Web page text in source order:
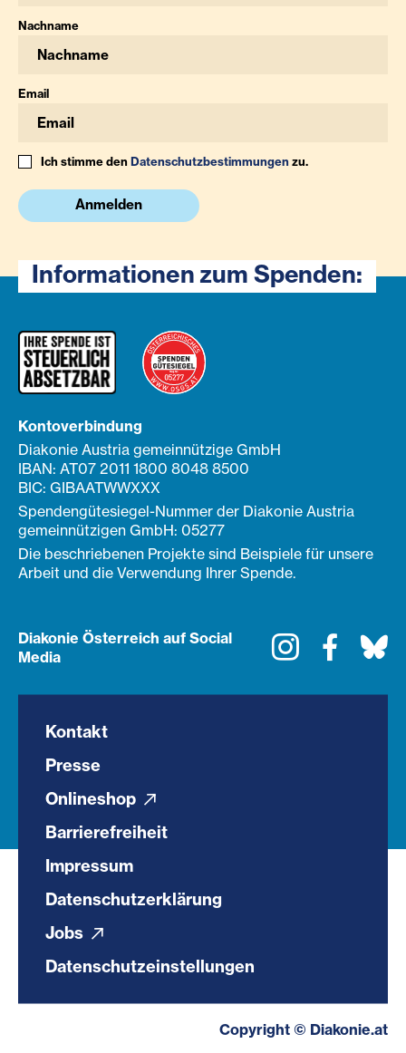
Nachname
Email
Ich stimme denDatenschutzbestimmungenzu.
Anmelden
Informationen zum Spenden:
Kontoverbindung
Diakonie Austria gemeinnützige GmbH
IBAN: AT07 2011 1800 8048 8500
BIC: GIBAATWWXXX
Spendengütesiegel-Nummer der Diakonie Austria
gemeinnützigen GmbH: 05277
Die beschriebenen Projekte sind Beispiele für unsere
Arbeit und die Verwendung Ihrer Spende.
Diakonie Österreich auf Social
Media
Instagram
Kontakt
Presse
Onlineshop
Barrierefreiheit
Impressum
Datenschutzerklärung
Jobs
Datenschutzeinstellungen
Copyright © Diakonie.at